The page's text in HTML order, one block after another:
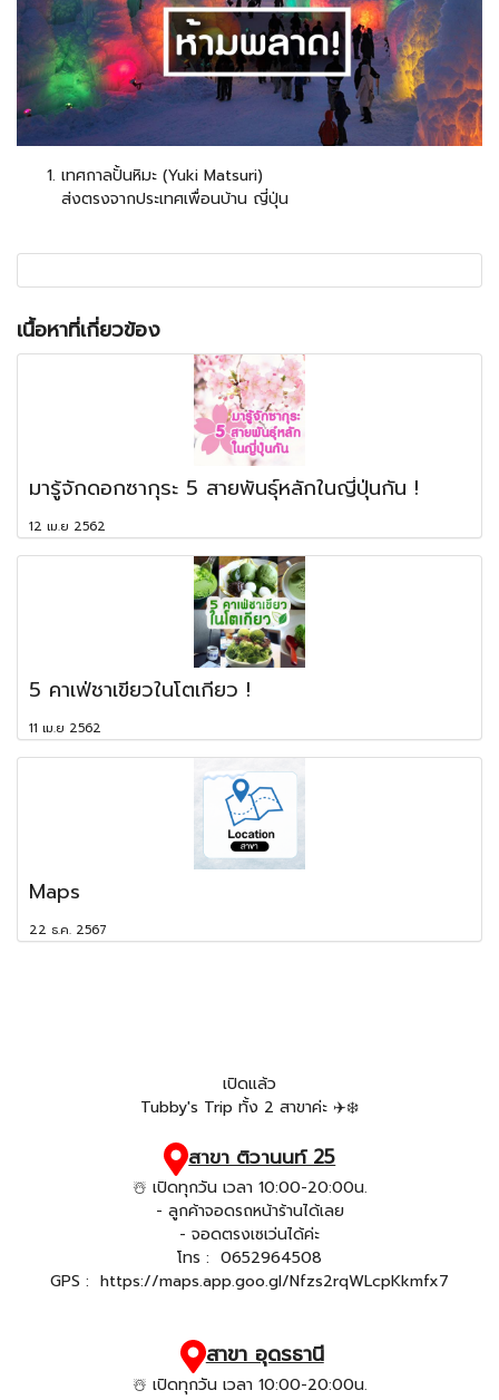
เทศกาลปั้นหิมะ (Yuki Matsuri)
ส่งตรงจากประเทศเพื่อนบ้าน ญี่ปุ่น
เนื้อหาที่เกี่ยวข้อง
มารู้จักดอกซากุระ 5 สายพันธุ์หลักในญี่ปุ่นกัน !
12 เม.ย 2562
5 คาเฟ่ชาเขียวในโตเกียว !
11 เม.ย 2562
Maps
22 ธ.ค. 2567
เปิดแล้ว
Tubby's Trip ทั้ง 2 สาขาค่ะ ✈️❄️
สาขา ติวานนท์ 25
☃️ เปิดทุกวัน เวลา 10:00-20:00น.
- ลูกค้าจอดรถหน้าร้านได้เลย
- จอดตรงเซเว่นได้ค่ะ
โทร : 0652964508
GPS : https://maps.app.goo.gl/Nfzs2rqWLcpKkmfx7
สาขา อุดรธานี
☃️ เปิดทุกวัน เวลา 10:00-20:00น.